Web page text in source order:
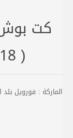
كت بوش
)